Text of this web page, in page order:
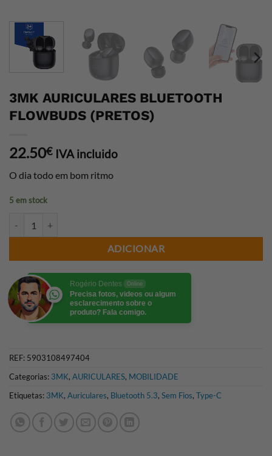
3MK AURICULARES BLUETOOTH
FLOWBUDS (PRETOS)
22.50€ IVA incluido
O dia todo em bom ritmo
5 em stock
ADICIONAR
Rogério Dentes Online
Precisa fotos, videos ou algum
esclarecimento sobre o
produto? Fala comigo.
REF: 5903108497404
Categorias: 3MK, AURICULARES, MOBILIDADE
Etiquetas: 3MK, Auriculares, Bluetooth 5.3, Sem Fios, Type-C